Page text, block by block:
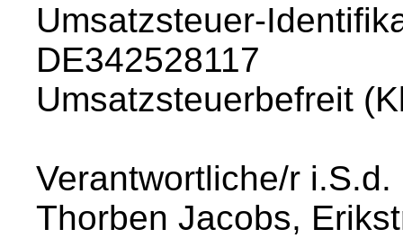
Umsatzsteuer-
DE342528117
Umsatzsteuerbefreit
Verantwortliche/r
Thorben Jacobs,